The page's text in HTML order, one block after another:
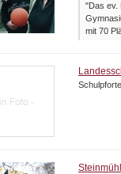
"Das ev.
mit 70